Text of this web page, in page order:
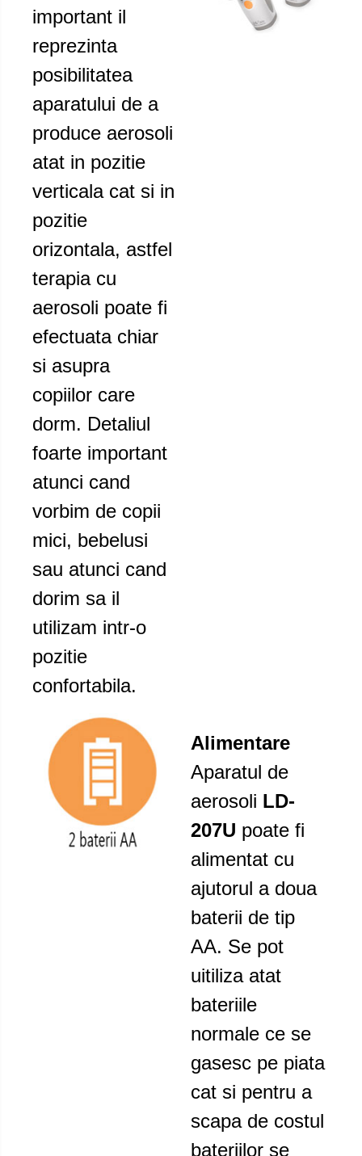
important il
reprezinta
posibilitatea
aparatului de a
produce aerosoli
atat in pozitie
verticala cat si in
pozitie
orizontala, astfel
terapia cu
aerosoli poate fi
efectuata chiar
si asupra
copiilor care
dorm. Detaliul
foarte important
atunci cand
vorbim de copii
mici, bebelusi
sau atunci cand
dorim sa il
utilizam intr-o
pozitie
confortabila.
Alimentare
Aparatul de
aerosoli LD-
207U poate fi
alimentat cu
ajutorul a doua
baterii de tip
AA. Se pot
uitiliza atat
bateriile
normale ce se
gasesc pe piata
cat si pentru a
scapa de costul
bateriilor se